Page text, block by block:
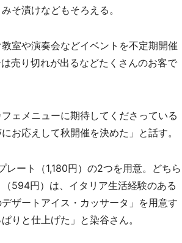
そ漬けなどもそろえる。
室や演奏会などイベントを不定期開催
売り切れが出るなどたくさんのお客で
ェメニューに期待してくださっている
お応えして秋開催を決めた」と話す。
ート（1,180円）の2つを用意。どちら
594円）は、イタリア生活経験のある
ザートアイス・カッサータ」を用意す
りと仕上げた」と染谷さん。